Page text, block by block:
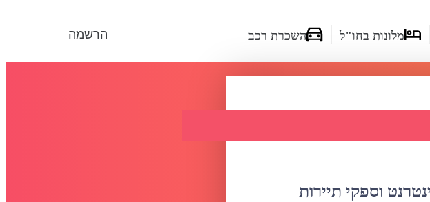
הרשמה מלונות בחו"ל השכרת רכב
וספקי תיירות